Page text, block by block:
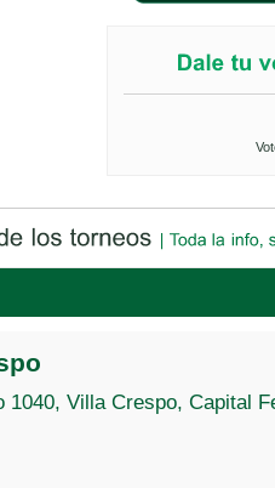
1040, Villa Crespo, Capital